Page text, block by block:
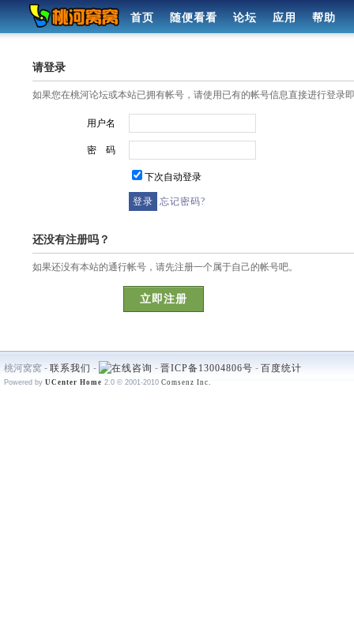
首页 随便看看 论坛 应用 帮助
请登录
如果您在桃河论坛或本站已拥有帐号，请使用已有的帐号信息直接进行登录
用户名
密 码
下次自动登录
忘记密码?
还没有注册吗？
如果还没有本站的通行帐号，请先注册一个属于自己的帐号吧。
立即注册
桃河窝窝 - 联系我们 - - 晋ICP备13004806号 - 百度统计
Powered by UCenter Home 2.0 © 2001-2010 Comsenz Inc.